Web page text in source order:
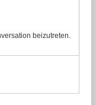
beizutreten.